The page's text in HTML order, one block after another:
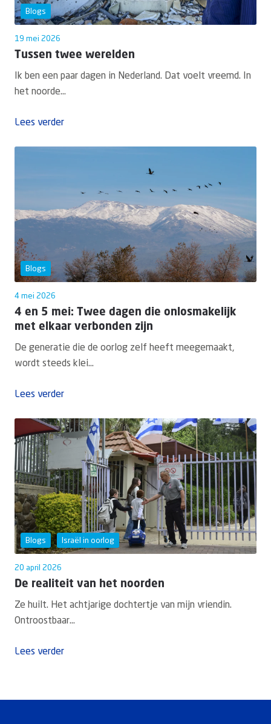
Blogs
19 mei 2026
Tussen twee werelden
Ik ben een paar dagen in Nederland. Dat voelt vreemd. In
het noorde...
Lees verder
Blogs
4 mei 2026
4 en 5 mei: Twee dagen die onlosmakelijk
met elkaar verbonden zijn
De generatie die de oorlog zelf heeft meegemaakt,
wordt steeds klei...
Lees verder
Blogs Israël in oorlog
20 april 2026
De realiteit van het noorden
Ze huilt. Het achtjarige dochtertje van mijn vriendin.
Ontroostbaar...
Lees verder